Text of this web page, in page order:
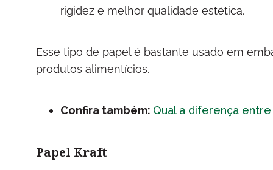
rigidez e melhor qualidade estética.
Esse tipo de papel é bastante usado em
produtos alimentícios.
Confira também: Qual a diferença
Papel Kraft